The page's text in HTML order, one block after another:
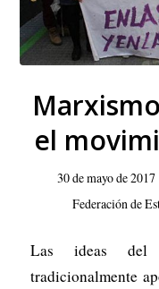
el
30 de mayo de 2017
Federación de
Las ideas del
tradicionalmente